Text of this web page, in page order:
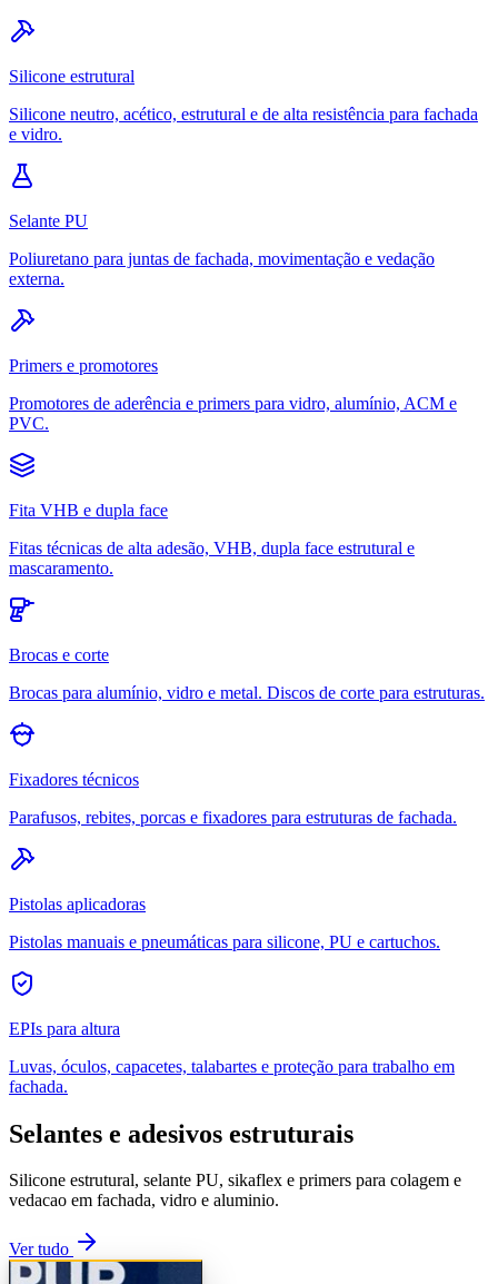
Silicone estrutural
Silicone neutro, acético, estrutural e de alta resistência para fachada
e vidro.
Selante PU
Poliuretano para juntas de fachada, movimentação e vedação
externa.
Primers e promotores
Promotores de aderência e primers para vidro, alumínio, ACM e
PVC.
Fita VHB e dupla face
Fitas técnicas de alta adesão, VHB, dupla face estrutural e
mascaramento.
Brocas e corte
Brocas para alumínio, vidro e metal. Discos de corte para estruturas.
Fixadores técnicos
Parafusos, rebites, porcas e fixadores para estruturas de fachada.
Pistolas aplicadoras
Pistolas manuais e pneumáticas para silicone, PU e cartuchos.
EPIs para altura
Luvas, óculos, capacetes, talabartes e proteção para trabalho em
fachada.
Selantes e adesivos estruturais
Silicone estrutural, selante PU, sikaflex e primers para colagem e
vedacao em fachada, vidro e aluminio.
Ver tudo